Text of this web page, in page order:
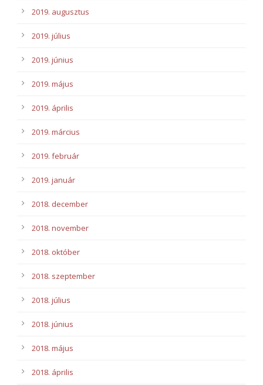
2019. augusztus
2019. július
2019. június
2019. május
2019. április
2019. március
2019. február
2019. január
2018. december
2018. november
2018. október
2018. szeptember
2018. július
2018. június
2018. május
2018. április